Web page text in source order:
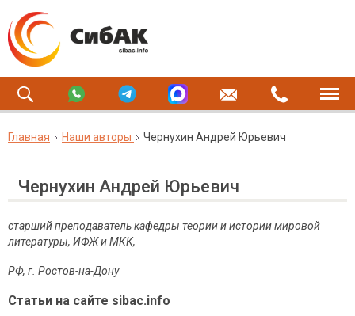
Главная Наши авторы Чернухин Андрей Юрьевич
Чернухин Андрей Юрьевич
старший преподаватель кафедры теории и истории мировой
литературы, ИФЖ и МКК,
РФ, г Ростов-на-Дону
Статьи на сайте sibac.info